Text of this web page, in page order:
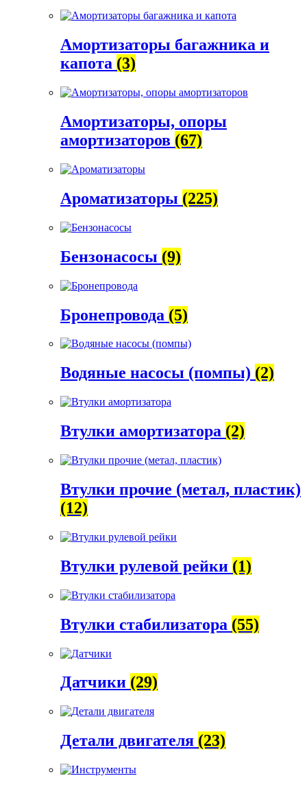
Амортизаторы багажника и
капота (3)
Амортизаторы, опоры
амортизаторов (67)
Ароматизаторы (225)
Бензонасосы (9)
Бронепровода (5)
Водяные насосы (помпы) (2)
Втулки амортизатора (2)
Втулки прочие (метал, пластик)
(12)
Втулки рулевой рейки (1)
Втулки стабилизатора (55)
Датчики (29)
Детали двигателя (23)